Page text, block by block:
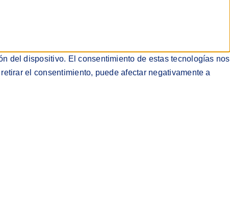
del dispositivo. El consentimiento de estas tecnologías nos
el consentimiento, puede afectar negativamente a